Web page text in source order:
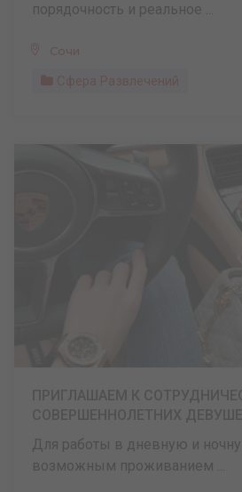
порядочность и реальное ...
Сочи
Сфера Развлечений
Для работы в дневную и
возможным проживанием ...